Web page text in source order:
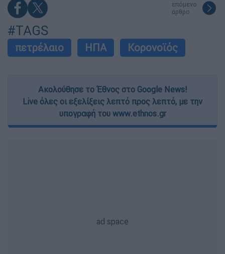
επόμενο
άρθρο
#TAGS
πετρέλαιο ΗΠΑ Κορονοϊός
Ακολούθησε το Έθνος στο Google News!
Live όλες οι εξελίξεις λεπτό προς λεπτό, με την
υπογραφή του www.ethnos.gr